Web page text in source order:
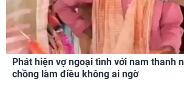
Phát hiện vợ ngoại tình với nam thanh
chồng làm điều không ai ngờ